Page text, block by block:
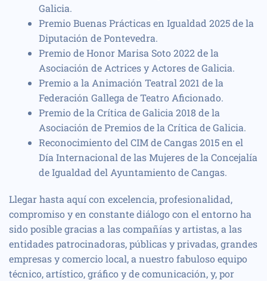
Galicia.
Premio Buenas Prácticas en Igualdad 2025 de la
Diputación de Pontevedra.
Premio de Honor Marisa Soto 2022 de la
Asociación de Actrices y Actores de Galicia.
Premio a la Animación Teatral 2021 de la
Federación Gallega de Teatro Aficionado.
Premio de la Crítica de Galicia 2018 de la
Asociación de Premios de la Crítica de Galicia.
Reconocimiento del CIM de Cangas 2015 en el
Día Internacional de las Mujeres de la Concejalía
de Igualdad del Ayuntamiento de Cangas.
Llegar hasta aquí con excelencia, profesionalidad,
compromiso y en constante diálogo con el entorno ha
sido posible gracias a las compañías y artistas, a las
entidades patrocinadoras, públicas y privadas, grandes
empresas y comercio local, a nuestro fabuloso equipo
técnico, artístico, gráfico y de comunicación, y, por